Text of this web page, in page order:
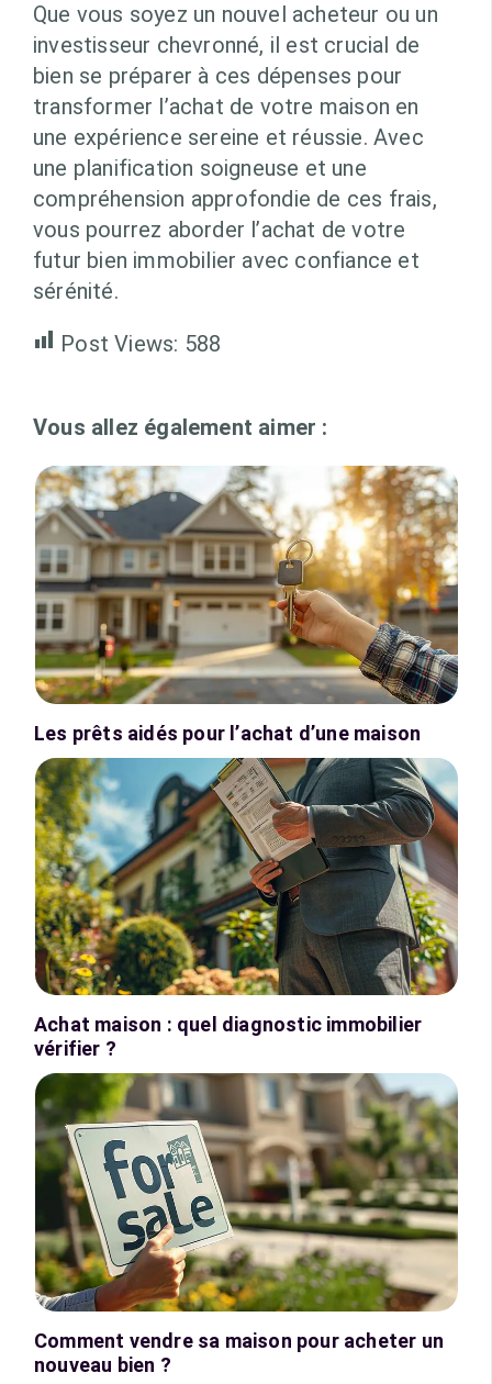
Que vous soyez un nouvel acheteur ou un
investisseur chevronné, il est crucial de
bien se préparer à ces dépenses pour
transformer l’achat de votre maison en
une expérience sereine et réussie. Avec
une planification soigneuse et une
compréhension approfondie de ces frais,
vous pourrez aborder l’achat de votre
futur bien immobilier avec confiance et
sérénité.
Post Views: 588
Vous allez également aimer :
Les prêts aidés pour l’achat d’une maison
Achat maison : quel diagnostic immobilier
vérifier ?
Comment vendre sa maison pour acheter un
nouveau bien ?